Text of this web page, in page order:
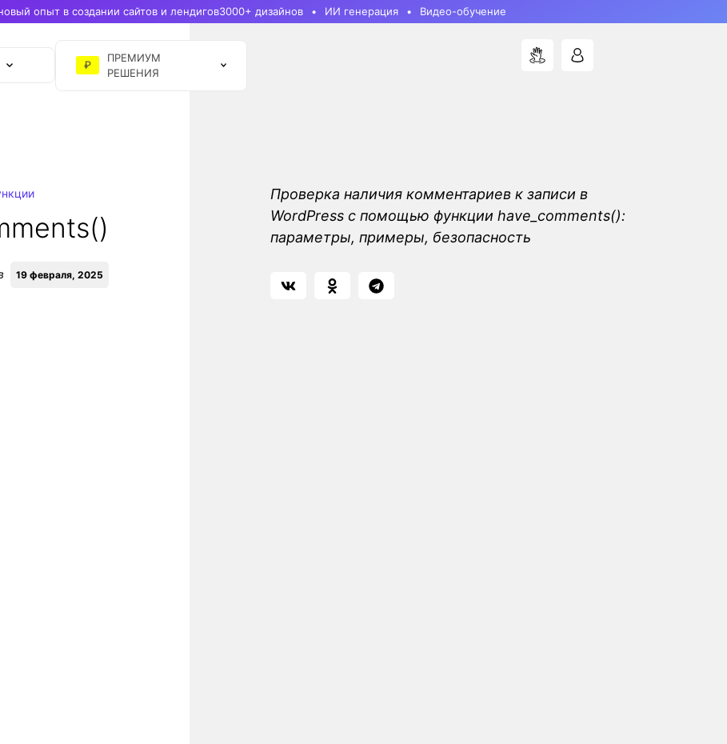
опыт в создании сайтов и лендигов3000+ дизайнов ИИ генерация Видео-обучение
₽
ПРЕМИУМ
РЕШЕНИЯ
19 февраля, 2025
Проверка наличия комментариев к записи в
WordPress с помощью функции have_comments():
параметры, примеры, безопасность